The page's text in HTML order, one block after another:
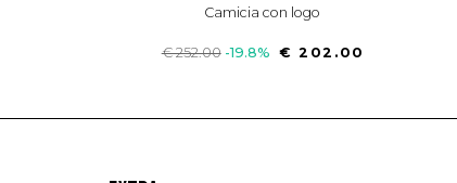
camicia con logo
€ 252.00 -19.8% € 202.00